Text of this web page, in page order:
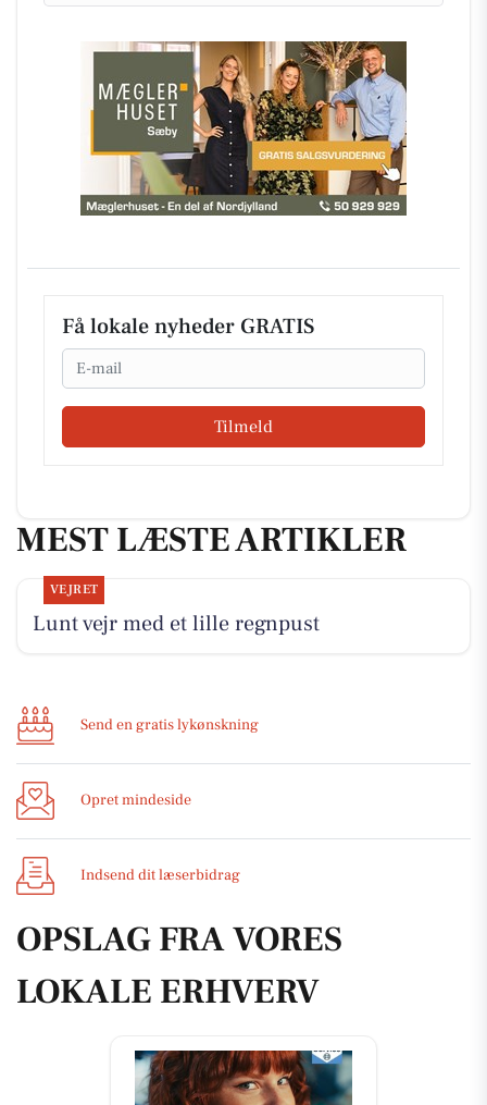
Få lokale nyheder GRATIS
Email
Tilmeld
MEST LÆSTE ARTIKLER
VEJRET
Lunt vejr med et lille regnpust
Send en gratis lykønskning
Opret mindeside
Indsend dit læserbidrag
OPSLAG FRA VORES
LOKALE ERHVERV